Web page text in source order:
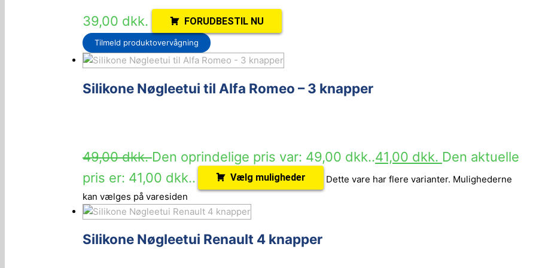
39,00 dkk. FORUDBESTIL NU
Tilmeld produktovervågning
Silikone Nøgleetui til Alfa Romeo – 3 knapper
49,00dkk.Den oprindelige pris var: 49,00 dkk..41,00 dkk. Den aktuelle
pris er: 41,00 dkk..
Vælg muligheder
Dette vare har flere varianter. Mulighederne
kan vælges på varesiden
Silikone Nøgleetui Renault 4 knapper